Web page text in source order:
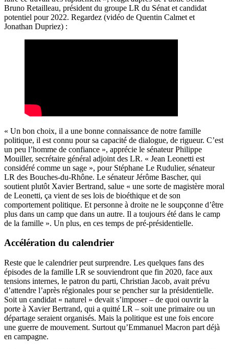
Bruno Retailleau, président du groupe LR du Sénat et candidat
potentiel pour 2022. Regardez (vidéo de Quentin Calmet et
Jonathan Dupriez) :
« Un bon choix, il a une bonne connaissance de notre famille
politique, il est connu pour sa capacité de dialogue, de rigueur. C’est
un peu l’homme de confiance », apprécie le sénateur Philippe
Mouiller, secrétaire général adjoint des LR. « Jean Leonetti est
considéré comme un sage », pour Stéphane Le Rudulier, sénateur
LR des Bouches-du-Rhône. Le sénateur Jérôme Bascher, qui
soutient plutôt Xavier Bertrand, salue « une sorte de magistère moral
de Leonetti, ça vient de ses lois de bioéthique et de son
comportement politique. Et personne à droite ne le soupçonne d’être
plus dans un camp que dans un autre. Il a toujours été dans le camp
de la famille ». Un plus, en ces temps de pré-présidentielle.
Accélération du calendrier
Reste que le calendrier peut surprendre. Les quelques fans des
épisodes de la famille LR se souviendront que fin 2020, face aux
tensions internes, le patron du parti, Christian Jacob, avait prévu
d’attendre l’après régionales pour se pencher sur la présidentielle.
Soit un candidat « naturel » devait s’imposer – de quoi ouvrir la
porte à Xavier Bertrand, qui a quitté LR – soit une primaire ou un
départage seraient organisés. Mais la politique est une fois encore
une guerre de mouvement. Surtout qu’Emmanuel Macron part déjà
en campagne.